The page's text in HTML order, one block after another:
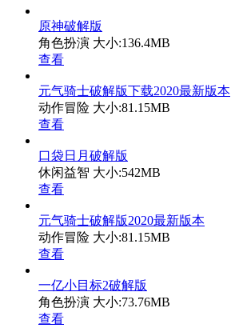
原神破解版
角色扮演 大小:136.4MB
查看
元气骑士破解版下载2020最新版本
动作冒险 大小:81.15MB
查看
口袋日月破解版
休闲益智 大小:542MB
查看
元气骑士破解版2020最新版本
动作冒险 大小:81.15MB
查看
一亿小目标2破解版
角色扮演 大小:73.76MB
查看